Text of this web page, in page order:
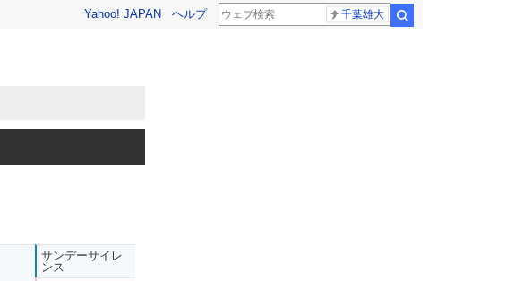
Yahoo! JAPAN ヘルプ 千葉雄大
サンデーサイレ
ンス